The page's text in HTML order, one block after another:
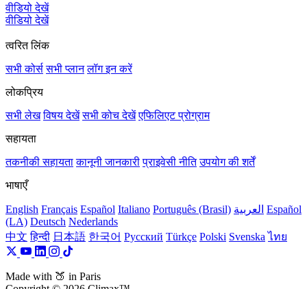
वीडियो देखें
वीडियो देखें
त्वरित लिंक
सभी कोर्स सभी प्लान लॉग इन करें
लोकप्रिय
सभी लेख विषय देखें सभी कोच देखें एफिलिएट प्रोग्राम
सहायता
तकनीकी सहायता कानूनी जानकारी प्राइवेसी नीति उपयोग की शर्तें
भाषाएँ
English Français Español Italiano Português (Brasil) العربية Español
(LA) Deutsch Nederlands
中文 हिन्दी 日本語 한국어 Русский Türkçe Polski Svenska ไทย
Made with 🍑 in Paris